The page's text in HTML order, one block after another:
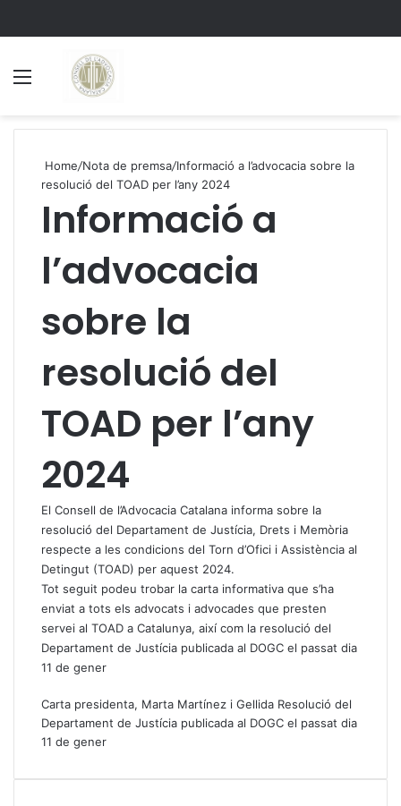
Home/Nota de premsa/Informació a l’advocacia sobre la
resolució del TOAD per l’any 2024
Informació a
l’advocacia
sobre la
resolució del
TOAD per l’any
2024
El Consell de l’Advocacia Catalana informa sobre la
resolució del Departament de Justícia, Drets i Memòria
respecte a les condicions del Torn d’Ofici i Assistència al
Detingut (TOAD) per aquest 2024.
Tot seguit podeu trobar la carta informativa que s’ha
enviat a tots els advocats i advocades que presten
servei al TOAD a Catalunya, així com la resolució del
Departament de Justícia publicada al DOGC el passat dia
11 de gener
Carta presidenta, Marta Martínez i Gellida Resolució del
Departament de Justícia publicada al DOGC el passat dia
11 de gener